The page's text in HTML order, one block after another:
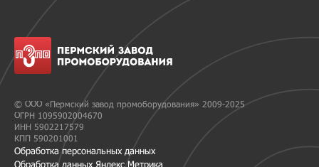
© ООО «Пермский завод промоборудования» 2009-2025
ОГРН 1095902004670
ИНН 5902217579
КПП 590201001
Обработка персональных данных
Обработка данных Яндекс Метрика